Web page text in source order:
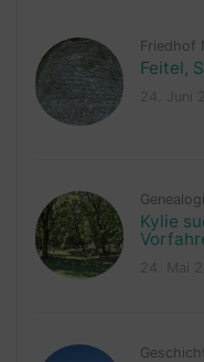
Friedhof
Feitel,
Kylie